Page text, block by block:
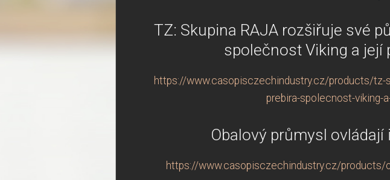
TZ: Skupina RAJA rozšiřuje své
společnost Viking a její
https://www.casopisczechindustry.cz/products/tz-
prebira-spolecnost-viking-
Obalový průmysl
https://www.casopisczechindustry.cz/products/